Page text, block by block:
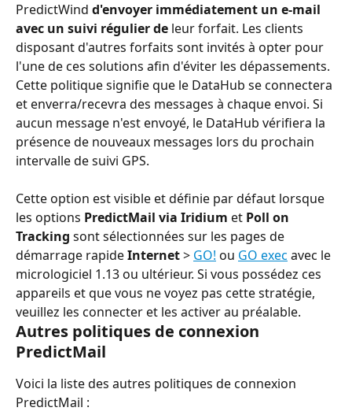
PredictWind d'envoyer immédiatement un e-mail
avec un suivi régulier de leur forfait. Les clients
disposant d'autres forfaits sont invités à opter pour
l'une de ces solutions afin d'éviter les dépassements.
Cette politique signifie que le DataHub se connectera
et enverra/recevra des messages à chaque envoi. Si
aucun message n'est envoyé, le DataHub vérifiera la
présence de nouveaux messages lors du prochain
intervalle de suivi GPS.
Cette option est visible et définie par défaut lorsque
les options PredictMail via Iridium et Poll on
Tracking sont sélectionnées sur les pages de
démarrage rapide Internet > GO! ou GO exec avec le
micrologiciel 1.13 ou ultérieur. Si vous possédez ces
appareils et que vous ne voyez pas cette stratégie,
veuillez les connecter et les activer au préalable.
Autres politiques de connexion
PredictMail
Voici la liste des autres politiques de connexion
PredictMail :